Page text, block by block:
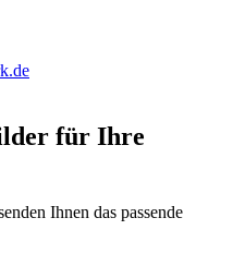
für Ihre
Ihnen das passende